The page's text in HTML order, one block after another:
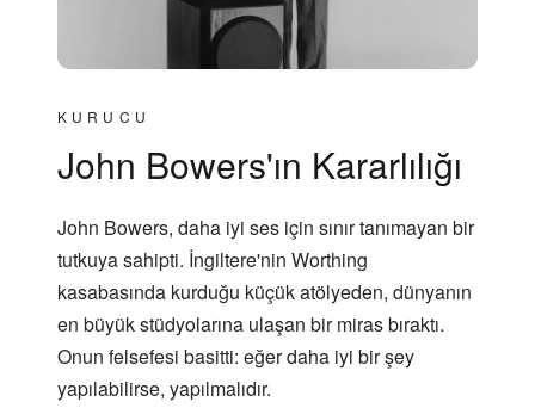
KURUCU
John Bowers'ın Kararlılığı
John Bowers, daha iyi ses için sınır tanımayan bir
tutkuya sahipti. İngiltere'nin Worthing
kasabasında kurduğu küçük atölyeden, dünyanın
en büyük stüdyolarına ulaşan bir miras bıraktı.
Onun felsefesi basitti: eğer daha iyi bir şey
yapılabilirse, yapılmalıdır.